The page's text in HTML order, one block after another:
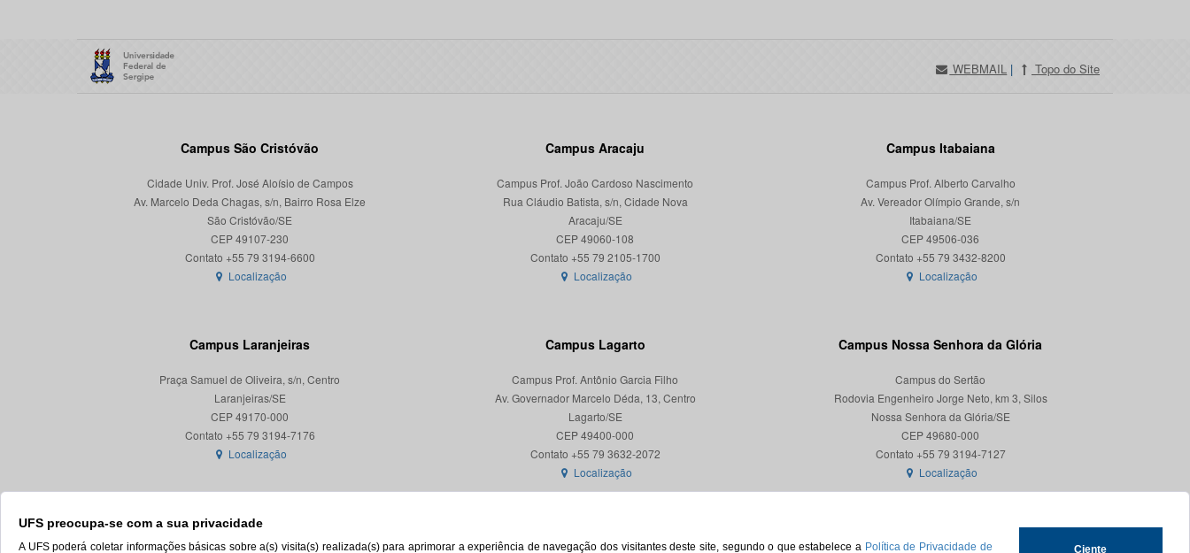
UFS preocupa-se com a sua privacidade
A UFS poderá coletar informações básicas sobre a(s) visita(s) realizada(s) para aprimorar a experiência de navegação dos visitantes deste site, segundo o que estabelece a Política de Privacidade de Ciente
WEBMAIL | Topo do Site
Campus São Cristóvão
Cidade Univ. Prof. José Aloísio de Campos
Av. Marcelo Deda Chagas, s/n, Bairro Rosa Elze
São Cristóvão/SE
CEP 49107-230
Localização
Campus Aracaju
Campus Prof. João Cardoso Nascimento
Rua Cláudio Batista, s/n, Cidade Nova
Aracaju/SE
CEP 49060-108
Localização
Campus Itabaiana
Campus Prof. Alberto Carvalho
Av. Vereador Olímpio Grande, s/n
Itabaiana/SE
CEP 49506-036
Localização
Campus Laranjeiras
Praça Samuel de Oliveira, s/n, Centro
Laranjeiras/SE
CEP 49170-000
Localização
Campus Lagarto
Campus Prof. Antônio Garcia Filho
Av. Governador Marcelo Déda, 13, Centro
Lagarto/SE
CEP 49400-000
Localização
Campus Nossa Senhora da Glória
Campus do Sertão
Rodovia Engenheiro Jorge Neto, km 3, Silos
Nossa Senhora da Glória/SE
CEP 49680-000
Contato +55 79 3194-7127
Localização